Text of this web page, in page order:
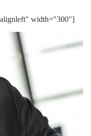
width="300"]